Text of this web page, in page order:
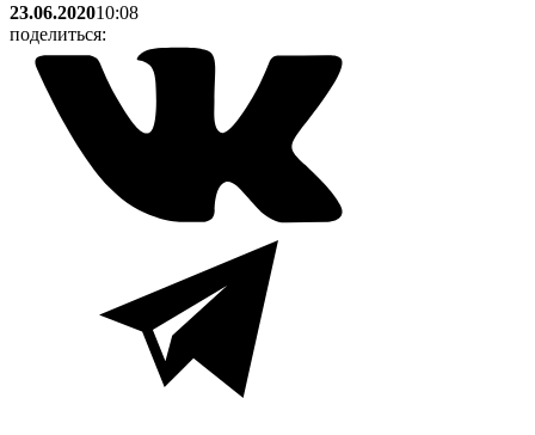
23.06.202010:08
поделиться: